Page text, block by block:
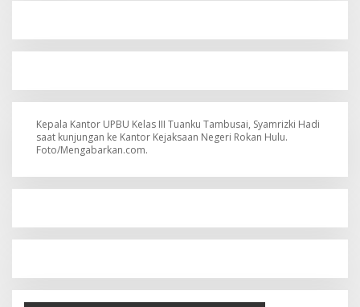
Kepala Kantor UPBU Kelas III Tuanku Tambusai, Syamrizki Hadi
saat kunjungan ke Kantor Kejaksaan Negeri Rokan Hulu.
Foto/Mengabarkan.com.